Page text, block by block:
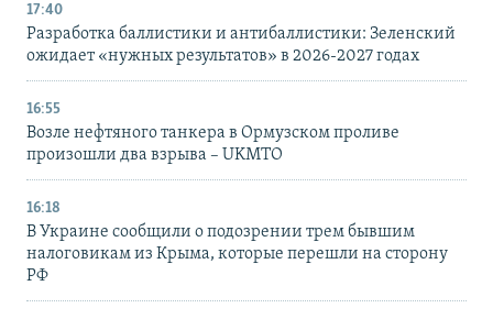
17:40
Разработка баллистики и антибаллистики: Зеленский
ожидает «нужных результатов» в 2026-2027 годах
16:55
Возле нефтяного танкера в Ормузском проливе
произошли два взрыва – UKMTO
16:18
В Украине сообщили о подозрении трем бывшим
налоговикам из Крыма, которые перешли на сторону
РФ